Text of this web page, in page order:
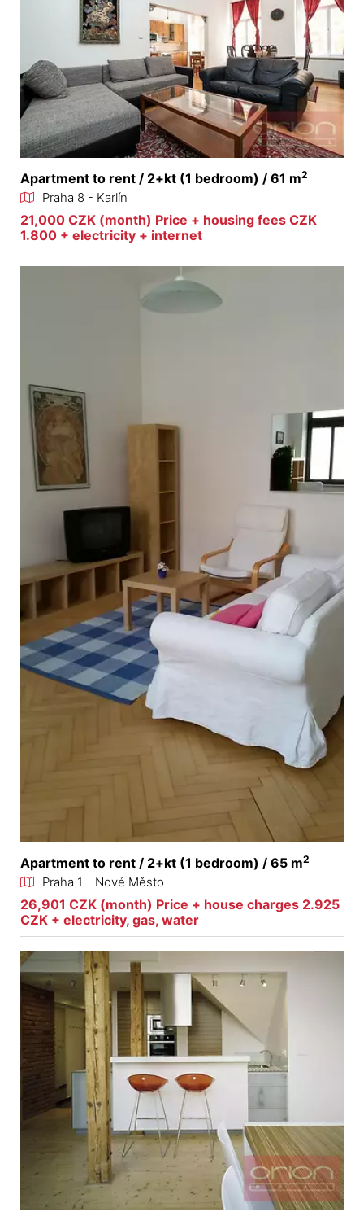
Apartment to rent / 2+kt (1 bedroom) / 61 m2
Praha 8 - Karlín
21,000 CZK (month) Price + housing fees CZK
1.800 + electricity + internet
Apartment to rent / 2+kt (1 bedroom) / 65 m2
Praha 1 - Nové Město
26,901 CZK (month) Price + house charges 2.925
CZK + electricity, gas, water